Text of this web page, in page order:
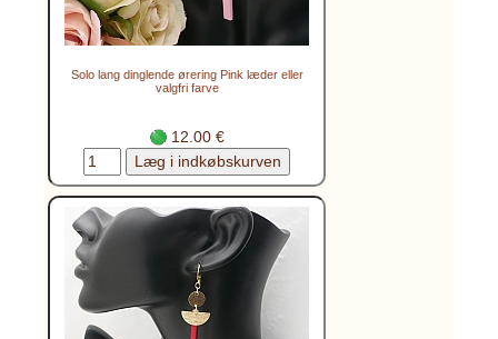
Solo lang dinglende ørering Pink læder eller
valgfri farve
12.00 €